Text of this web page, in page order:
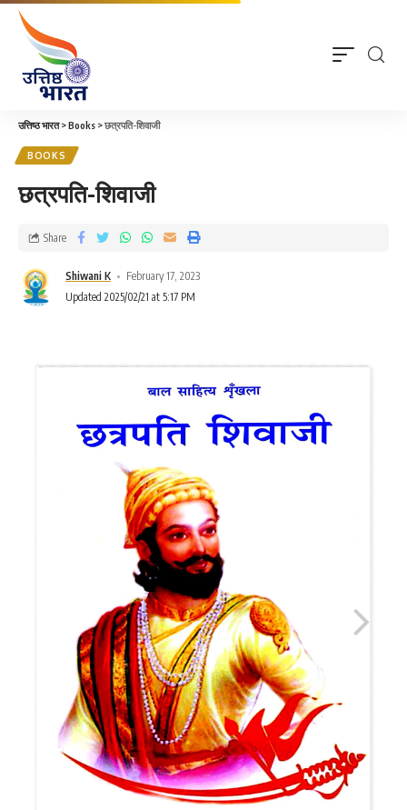
उत्तिष्ठ भारत>Books >छत्रपति-शिवाजी
BOOKS
छत्रपति-शिवाजी
Shiwani K
February 17, 2023
Updated 2025/02/21 at 5:17 PM
Share